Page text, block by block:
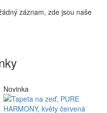
záznam, zde jsou naše
Novinka